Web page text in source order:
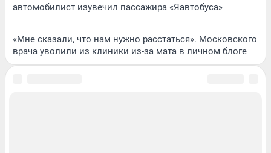
автомобилист изувечил пассажира «Яавтобуса»
«Мне сказали, что нам нужно расстаться». Московского
врача уволили из клиники из-за мата в личном блоге